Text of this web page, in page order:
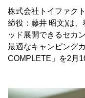
株式会社トイファク
締役：藤井 昭文)は
ッド展開できるセカ
最適なキャンピング
COMPLETE」を2月